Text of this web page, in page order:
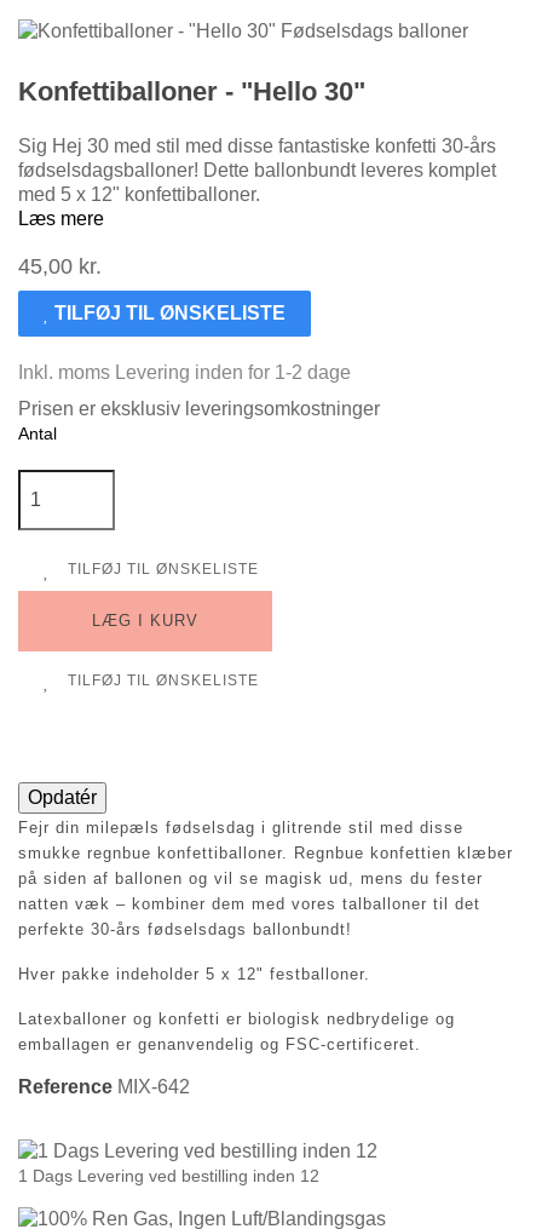
Konfettiballoner - "Hello 30"
Sig Hej 30 med stil med disse fantastiske konfetti 30-års
fødselsdagsballoner! Dette ballonbundt leveres komplet
med 5 x 12" konfettiballoner.
Læs mere
45,00 kr.
TILFØJ TIL ØNSKELISTE
Inkl. moms Levering inden for 1-2 dage
Prisen er eksklusiv leveringsomkostninger
Antal
TILFØJ TIL ØNSKELISTE
LÆG I KURV
TILFØJ TIL ØNSKELISTE
Fejr din milepæls fødselsdag i glitrende stil med disse
smukke regnbue konfettiballoner. Regnbue konfettien klæber
på siden af ​​ballonen og vil se magisk ud, mens du fester
natten væk – kombiner dem med vores talballoner til det
perfekte 30-års fødselsdags ballonbundt!
Hver pakke indeholder 5 x 12" festballoner.
Latexballoner og konfetti er biologisk nedbrydelige og
emballagen er genanvendelig og FSC-certificeret.
Reference MIX-642
1 Dags Levering ved bestilling inden 12